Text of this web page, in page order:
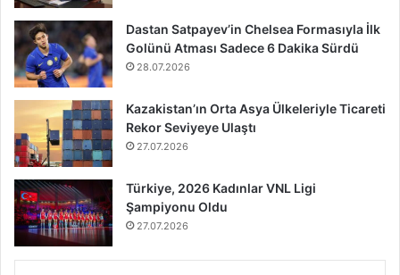
Dastan Satpayev’in Chelsea Formasıyla İlk
Golünü Atması Sadece 6 Dakika Sürdü
28.07.2026
Kazakistan’ın Orta Asya Ülkeleriyle Ticareti
Rekor Seviyeye Ulaştı
27.07.2026
Türkiye, 2026 Kadınlar VNL Ligi
Şampiyonu Oldu
27.07.2026